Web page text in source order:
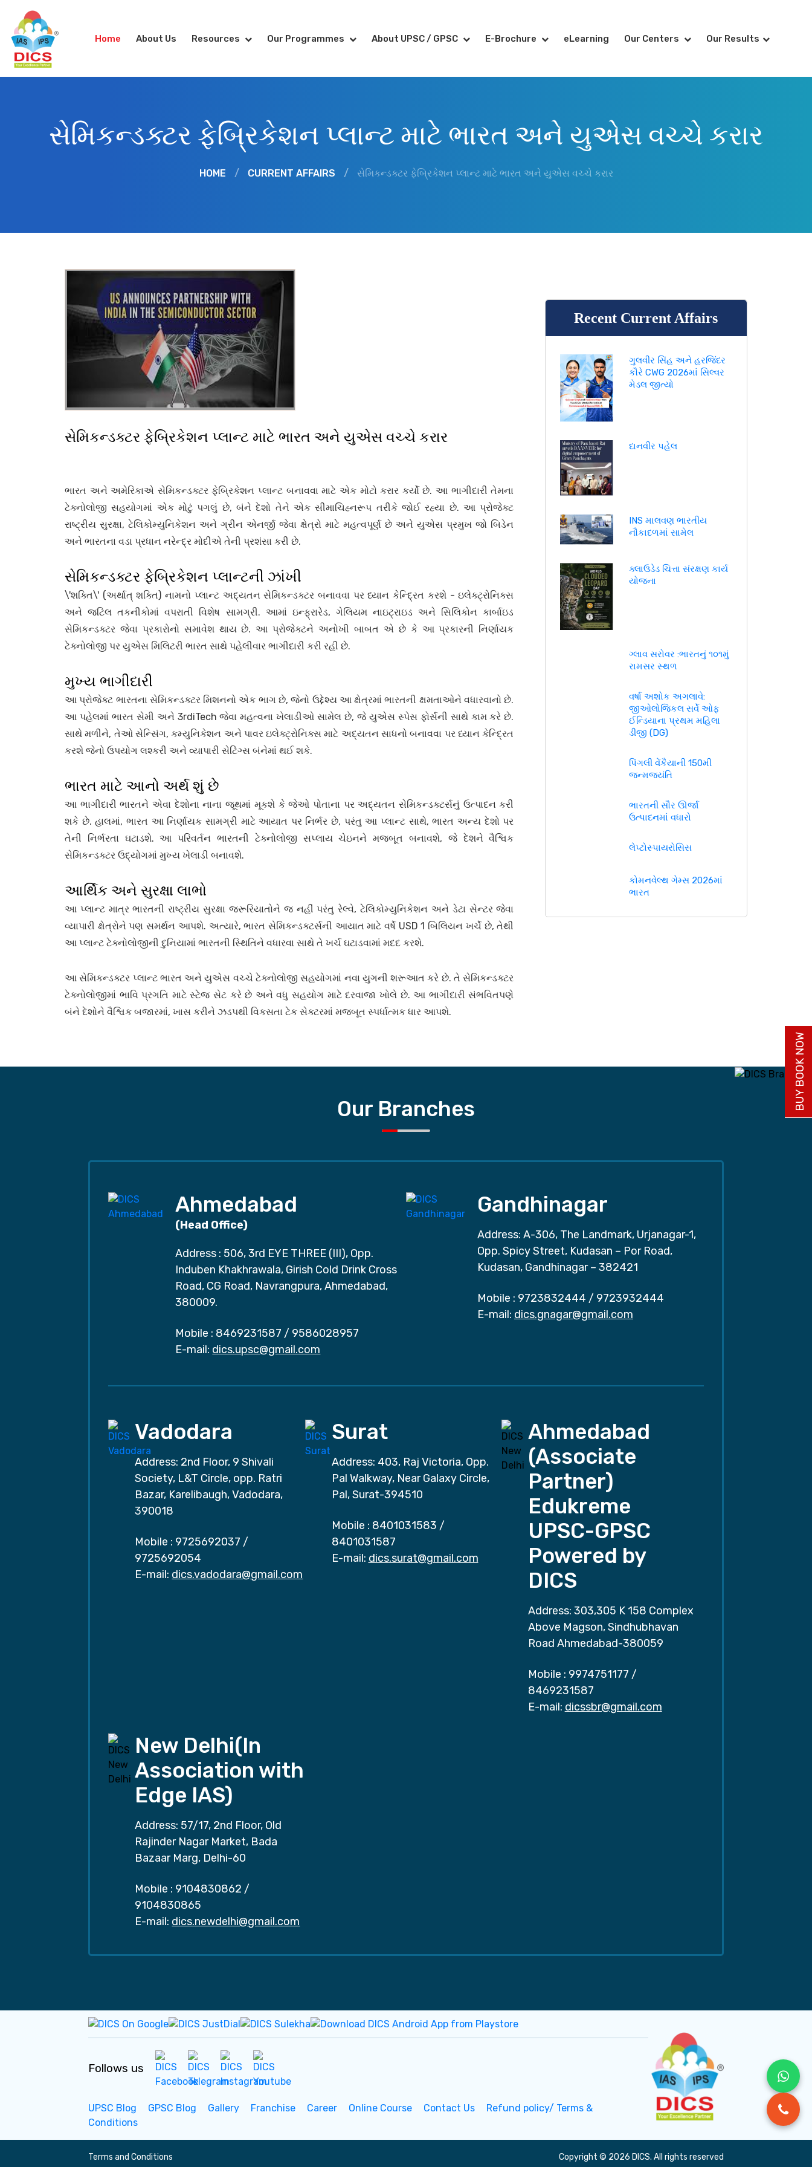
Home About Us Resources Our Programmes About UPSC / GPSC E-Brochure eLearning Our Centers Our Results
સેમિકન્ડક્ટર ફેબ્રિકેશન પ્લાન્ટ માટે ભારત અને યુએસ વચ્ચે કરાર
HOME / CURRENT AFFAIRS / સેમિકન્ડક્ટર ફેબ્રિકેશન પ્લાન્ટ માટે ભારત અને યુએસ વચ્ચે કરાર
સેમિકન્ડક્ટર ફેબ્રિકેશન પ્લાન્ટ માટે ભારત અને યુએસ વચ્ચે કરાર
ભારત અને અમેરિકાએ સેમિકન્ડક્ટર ફેબ્રિકેશન પ્લાન્ટ બનાવવા માટે એક મોટો કરાર કર્યો છે. આ ભાગીદારી તેમના
ટેક્નોલોજી સહયોગમાં એક મોટું પગલું છે, બંને દેશો તેને એક સીમાચિહ્નરૂપ તરીકે જોઈ રહ્યા છે. આ પ્રોજેક્ટ
રાષ્ટ્રીય સુરક્ષા, ટેલિકોમ્યુનિકેશન અને ગ્રીન એનર્જી જેવા ક્ષેત્રો માટે મહત્વપૂર્ણ છે અને યુએસ પ્રમુખ જો બિડેન
અને ભારતના વડા પ્રધાન નરેન્દ્ર મોદીએ તેની પ્રશંસા કરી છે.
સેમિકન્ડક્ટર ફેબ્રિકેશન પ્લાન્ટની ઝાંખી
\'શક્તિ\' (અર્થાત્ શક્તિ) નામનો પ્લાન્ટ અદ્યતન સેમિકન્ડક્ટર બનાવવા પર ધ્યાન કેન્દ્રિત કરશે - ઇલેક્ટ્રોનિક્સ
અને જટિલ તકનીકોમાં વપરાતી વિશેષ સામગ્રી. આમાં ઇન્ફ્રારેડ, ગેલિયમ નાઇટ્રાઇડ અને સિલિકોન કાર્બાઇડ
સેમિકન્ડક્ટર જેવા પ્રકારોનો સમાવેશ થાય છે. આ પ્રોજેક્ટને અનોખી બાબત એ છે કે આ પ્રકારની નિર્ણાયક
ટેક્નોલોજી પર યુએસ મિલિટરી ભારત સાથે પહેલીવાર ભાગીદારી કરી રહી છે.
મુખ્ય ભાગીદારી
આ પ્રોજેક્ટ ભારતના સેમિકન્ડક્ટર મિશનનો એક ભાગ છે, જેનો ઉદ્દેશ્ય આ ક્ષેત્રમાં ભારતની ક્ષમતાઓને વધારવાનો છે.
આ પહેલમાં ભારત સેમી અને 3rdiTech જેવા મહત્વના ખેલાડીઓ સામેલ છે, જે યુએસ સ્પેસ ફોર્સની સાથે કામ કરે છે.
સાથે મળીને, તેઓ સેન્સિંગ, કમ્યુનિકેશન અને પાવર ઇલેક્ટ્રોનિક્સ માટે અદ્યતન સાધનો બનાવવા પર ધ્યાન કેન્દ્રિત
કરશે જેનો ઉપયોગ લશ્કરી અને વ્યાપારી સેટિંગ્સ બંનેમાં થઈ શકે.
ભારત માટે આનો અર્થ શું છે
આ ભાગીદારી ભારતને એવા દેશોના નાના જૂથમાં મૂકશે કે જેઓ પોતાના પર અદ્યતન સેમિકન્ડક્ટર્સનું ઉત્પાદન કરી
શકે છે. હાલમાં, ભારત આ નિર્ણાયક સામગ્રી માટે આયાત પર નિર્ભર છે, પરંતુ આ પ્લાન્ટ સાથે, ભારત અન્ય દેશો પર
તેની નિર્ભરતા ઘટાડશે. આ પરિવર્તન ભારતની ટેક્નોલોજી સપ્લાય ચેઇનને મજબૂત બનાવશે, જે દેશને વૈશ્વિક
સેમિકન્ડક્ટર ઉદ્યોગમાં મુખ્ય ખેલાડી બનાવશે.
આર્થિક અને સુરક્ષા લાભો
આ પ્લાન્ટ માત્ર ભારતની રાષ્ટ્રીય સુરક્ષા જરૂરિયાતોને જ નહીં પરંતુ રેલ્વે, ટેલિકોમ્યુનિકેશન અને ડેટા સેન્ટર જેવા
વ્યાપારી ક્ષેત્રોને પણ સમર્થન આપશે. અત્યારે, ભારત સેમિકન્ડક્ટર્સની આયાત માટે વર્ષે USD 1 બિલિયન ખર્ચે છે, તેથી
આ પ્લાન્ટ ટેક્નોલોજીની દુનિયામાં ભારતની સ્થિતિને વધારવા સાથે તે ખર્ચ ઘટાડવામાં મદદ કરશે.
આ સેમિકન્ડક્ટર પ્લાન્ટ ભારત અને યુએસ વચ્ચે ટેક્નોલોજી સહયોગમાં નવા યુગની શરૂઆત કરે છે. તે સેમિકન્ડક્ટર
ટેક્નોલોજીમાં ભાવિ પ્રગતિ માટે સ્ટેજ સેટ કરે છે અને વધુ સહયોગ માટે દરવાજા ખોલે છે. આ ભાગીદારી સંભવિતપણે
બંને દેશોને વૈશ્વિક બજારમાં, ખાસ કરીને ઝડપથી વિકસતા ટેક સેક્ટરમાં મજબૂત સ્પર્ધાત્મક ધાર આપશે.
Recent Current Affairs
ગુલવીર સિંહ અને હરજિંદર
કૌરે CWG 2026માં સિલ્વર
મેડલ જીત્યો
દાનવીર પહેલ
INS માલવણ ભારતીય
નૌકાદળમાં સામેલ
ક્લાઉડેડ ચિત્તા સંરક્ષણ કાર્ય
યોજના
ગ્લાવ સરોવર :ભારતનું ૧૦૧મું
રામસર સ્થળ
વર્ષા અશોક અગલાવે:
જીઓલોજિકલ સર્વે ઓફ
ઈન્ડિયાના પ્રથમ મહિલા
ડીજી (DG)
પિંગલી વેંકૈયાની 150મી
જન્મજયંતિ
ભારતની સૌર ઊર્જા
ઉત્પાદનમાં વધારો
લેપ્ટોસ્પાયરોસિસ
કોમનવેલ્થ ગેમ્સ 2026માં
ભારત
Our Branches
Ahmedabad
(Head Office)
Address : 506, 3rd EYE THREE (III), Opp.
Induben Khakhrawala, Girish Cold Drink Cross
Road, CG Road, Navrangpura, Ahmedabad,
380009.
Mobile : 8469231587 / 9586028957
E-mail: dics.upsc@gmail.com
Gandhinagar
Address: A-306, The Landmark, Urjanagar-1,
Opp. Spicy Street, Kudasan – Por Road,
Kudasan, Gandhinagar – 382421
Mobile : 9723832444 / 9723932444
E-mail: dics.gnagar@gmail.com
Vadodara
Address: 2nd Floor, 9 Shivali
Society, L&T Circle, opp. Ratri
Bazar, Karelibaugh, Vadodara,
390018
Mobile : 9725692037 /
9725692054
E-mail: dics.vadodara@gmail.com
Surat
Address: 403, Raj Victoria, Opp.
Pal Walkway, Near Galaxy Circle,
Pal, Surat-394510
Mobile : 8401031583 /
8401031587
E-mail: dics.surat@gmail.com
Ahmedabad
(Associate
Partner)
Edukreme
UPSC-GPSC
Powered by
DICS
Address: 303,305 K 158 Complex
Above Magson, Sindhubhavan
Road Ahmedabad-380059
Mobile : 9974751177 /
8469231587
E-mail: dicssbr@gmail.com
New Delhi(In
Association with
Edge IAS)
Address: 57/17, 2nd Floor, Old
Rajinder Nagar Market, Bada
Bazaar Marg, Delhi-60
Mobile : 9104830862 /
9104830865
E-mail: dics.newdelhi@gmail.com
Follows us
UPSC Blog GPSC Blog Gallery Franchise Career Online Course Contact Us
Refund policy/ Terms &
Conditions
Terms and Conditions Copyright © 2026 DICS. All rights reserved
BUY BOOK NOW